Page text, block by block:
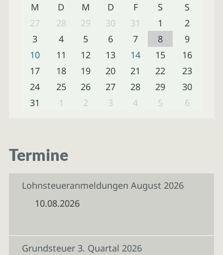
M D M D F S
S
27
28 29 30 31 1
2
3
4 5 6 7 8
9
10
11 12 13 14 15
16
17
18 19 20 21 22
23
24
25 26 27 28 29
30
31
1 2 3 4 5 6
Termine
Lohnsteueranmeldungen August 2026
10.08.2026
Grundsteuer 3. Quartal 2026